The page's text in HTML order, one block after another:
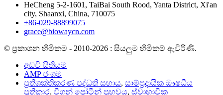
HeCheng 5-2-1601, TaiBai South Rood, Yanta District, Xi'an
city, Shaanxi, China, 710075
+86-029-88899075
grace@biowaycn.com
© ප්‍රකාශන හිමිකම - 2010-2026 : සියලුම හිමිකම් ඇවිරිණි.
අඩවි සිතියම
AMP ජංගම
ප්‍රතිශක්තිකරණ පද්ධති සහාය, සාම්ප්‍රදායික ඖෂධීය
ප්‍රතිකාර, වීගන් ප්‍රෝටීන් ප්‍රභවය, ස්වාභාවික